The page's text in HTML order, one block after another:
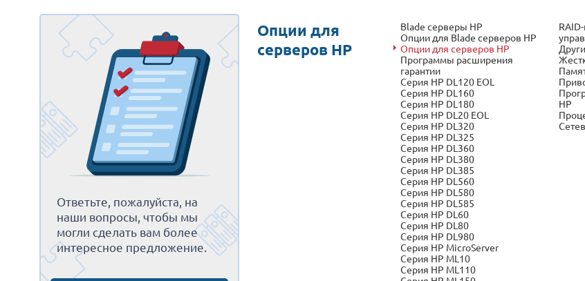
Ответьте, пожалуйста, на
наши вопросы, чтобы мы
могли сделать вам более
интересное предложение.
Опции для
серверов HP
Blade серверы HP
Опции для Blade серверов HP
Опции для серверов HP
Программы расширения
гарантии
Серия HP DL120 EOL
Серия HP DL160
Серия HP DL180
Серия HP DL20 EOL
Серия HP DL320
Серия HP DL325
Серия HP DL360
Серия HP DL380
Серия HP DL385
Серия HP DL560
Серия HP DL580
Серия HP DL585
Серия HP DL60
Серия HP DL80
Серия HP DL980
Серия HP MicroServer
Серия HP ML10
Серия HP ML110
HP